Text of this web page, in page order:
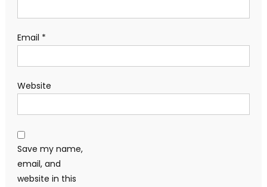
Email *
Website
Save my name,
email, and
website in this